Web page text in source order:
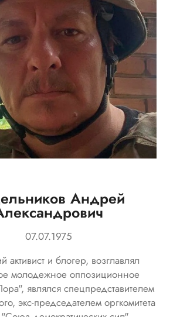
Андрей
07.07.1975
активист и блогер, возглавлял
молодежное оппозиционное
являлся спецпредставителем
экс-председателем оргкомитета